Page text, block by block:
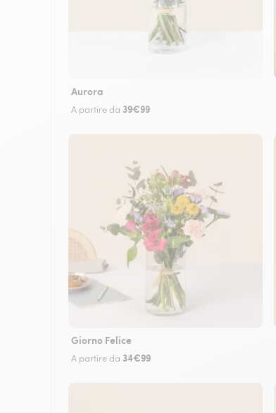
Aurora
A partire da 39€99
Giorno Felice
A partire da 34€99